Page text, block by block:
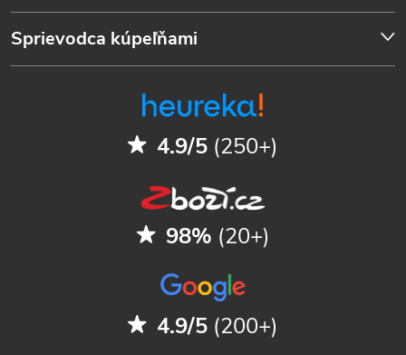
Sprievodca kúpeľňami
4.9/5 (250+)
98% (20+)
4.9/5 (200+)